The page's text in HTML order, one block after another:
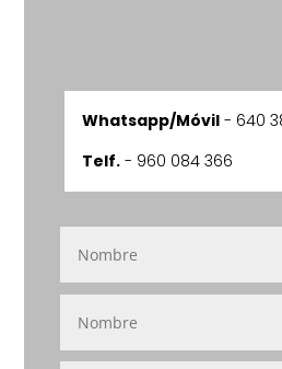
Whatsapp/Móvil- 640
Telf.- 960 084 366